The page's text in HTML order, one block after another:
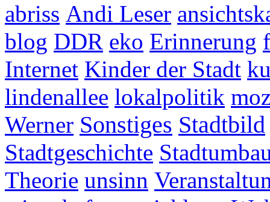
abriss Andi Leser
blog DDR eko Erinnerung
Internet Kinder der Stadt
lindenallee lokalpolitik
Werner Sonstiges Stadtbild
Stadtgeschichte
Theorie unsinn